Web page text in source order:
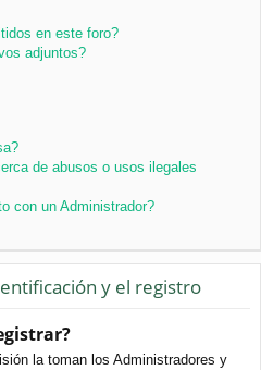
en este foro?
adjuntos?
de abusos o usos ilegales
con un Administrador?
y el registro
la toman los Administradores y